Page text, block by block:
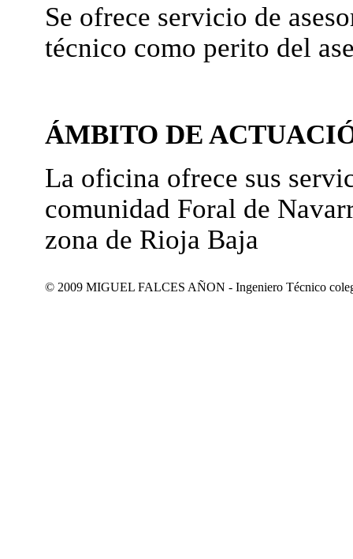
Se ofrece servicio de
técnico como perito del
ÁMBITO DE
La oficina ofrece sus
comunidad Foral de
zona de Rioja Baja
© 2009 MIGUEL FALCES AÑON - Ingeniero Técnico